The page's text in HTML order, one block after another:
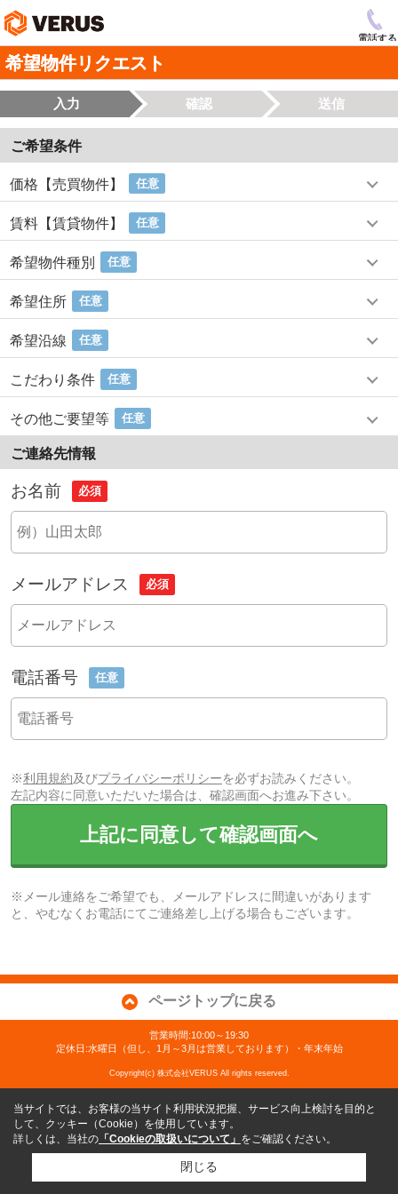
電話する
希望物件リクエスト
入力 確認 送信
ご希望条件
価格【売買物件】 任意
賃料【賃貸物件】 任意
希望物件種別 任意
希望住所 任意
希望沿線 任意
こだわり条件 任意
その他ご要望等 任意
ご連絡先情報
お名前 必須
メールアドレス 必須
電話番号 任意
※利用規約及びプライバシーポリシーを必ずお読みください。
左記内容に同意いただいた場合は、確認画面へお進み下さい。
上記に同意して確認画面へ
※メール連絡をご希望でも、メールアドレスに間違いがあります
と、やむなくお電話にてご連絡差し上げる場合もございます。
ページトップに戻る
営業時間:10:00～19:30
定休日:水曜日（但し、1月～3月は営業しております）・年末年始
Copyright(c) 株式会社VERUS All rights reserved.
当サイトでは、お客様の当サイト利用状況把握、サービス向上検討を目的と
して、クッキー（Cookie）を使用しています。
詳しくは、当社の 「Cookieの取扱いについて」 をご確認ください。
閉じる